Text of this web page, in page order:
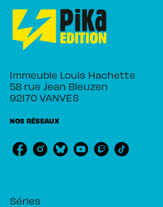
Immeuble Louis Hachette
58 rue Jean Bleuzen
92170 VANVES
NOS RÉSEAUX
Séries